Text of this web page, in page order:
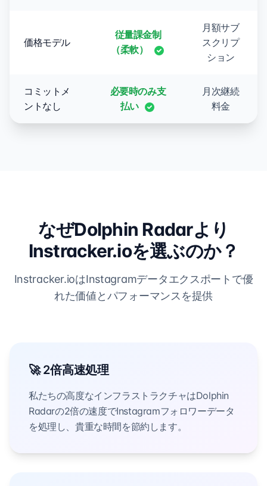
価格モデル
従量課金制
（柔軟）
月額サブ
スクリプ
ション
コミットメ
ントなし
必要時のみ支
払い
月次継続
料金
なぜDolphin Radarより
Instracker.ioを選ぶのか？
Instracker.ioはInstagramデータエクスポートで優
れた価値とパフォーマンスを提供
🚀 2倍高速処理
私たちの高度なインフラストラクチャはDolphin
Radarの2倍の速度でInstagramフォロワーデータ
を処理し、貴重な時間を節約します。